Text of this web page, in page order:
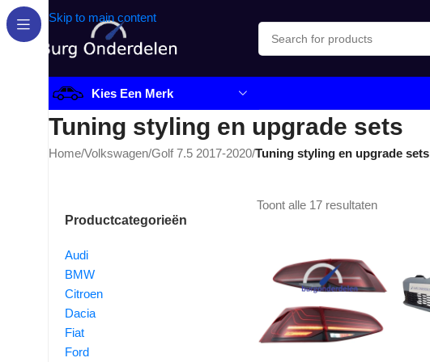
Skip to main content
Kies Een Merk
Tuning styling en upgrade sets
Home/Volkswagen/Golf 7.5 2017-2020/Tuning styling en upgrade sets
Productcategorieën
Audi
BMW
Citroen
Dacia
Fiat
Ford
Toont alle 17 resultaten